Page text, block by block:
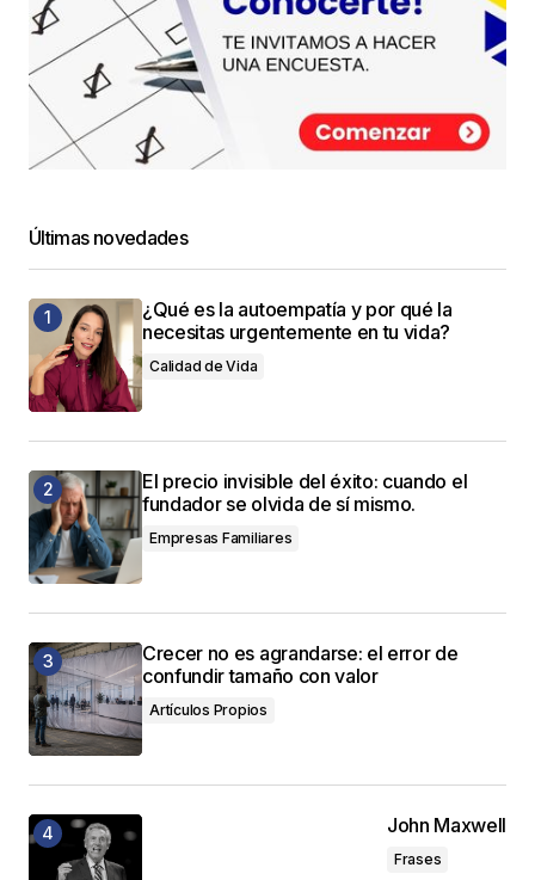
Últimas novedades
¿Qué es la autoempatía y por qué la
necesitas urgentemente en tu vida?
Calidad de Vida
El precio invisible del éxito: cuando el
fundador se olvida de sí mismo.
Empresas Familiares
Crecer no es agrandarse: el error de
confundir tamaño con valor
Artículos Propios
John Maxwell
Frases